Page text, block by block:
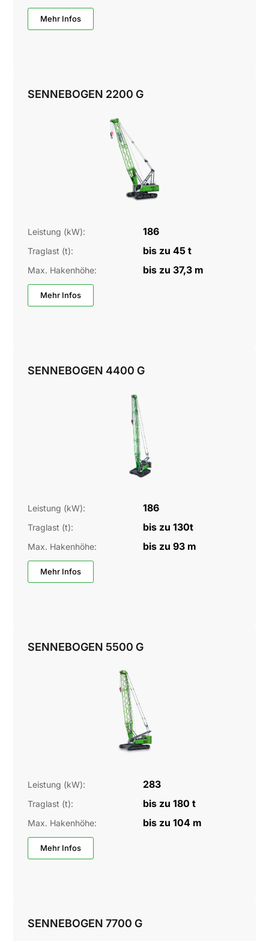
Mehr Infos
SENNEBOGEN 2200 G
Leistung (kW): 186
Traglast (t): bis zu 45 t
Max. Hakenhöhe: bis zu 37,3 m
Mehr Infos
SENNEBOGEN 4400 G
Leistung (kW): 186
Traglast (t): bis zu 130t
Max. Hakenhöhe: bis zu 93 m
Mehr Infos
SENNEBOGEN 5500 G
Leistung (kW): 283
Traglast (t): bis zu 180 t
Max. Hakenhöhe: bis zu 104 m
Mehr Infos
SENNEBOGEN 7700 G